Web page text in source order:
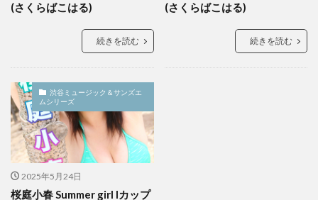
(さくらばこはる)
続きを読む
(さくらばこはる)
続きを読む
渋谷ミュージック＆サンズエ
ムシリーズ
2025年5月24日
桜庭小春 Summer girl Iカップ